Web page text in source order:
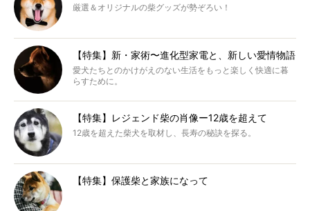
厳選＆オリジナルの柴グッズが勢ぞろい！
【特集】新・家術〜進化型家電と、新しい愛情物語
愛犬たちとのかけがえのない生活をもっと楽しく快適に暮
らすために。
【特集】レジェンド柴の肖像ー12歳を超えて
12歳を超えた柴犬を取材し、長寿の秘訣を探る。
【特集】保護柴と家族になって